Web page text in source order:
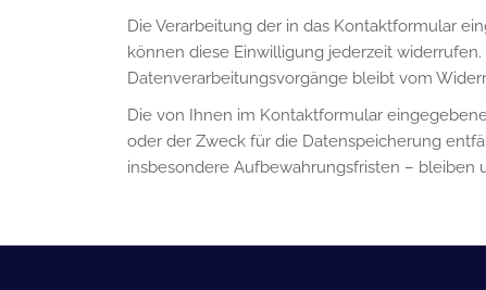
Die Verarbeitung der in das Kontaktformular
können diese Einwilligung jederzeit
Datenverarbeitungsvorgänge bleibt vom
Die von Ihnen im Kontaktformular
oder der Zweck für die Datenspeicherung
insbesondere Aufbewahrungsfristen – bleiben